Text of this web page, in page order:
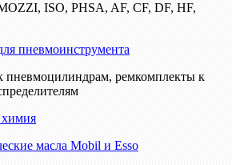
ISO, PHSA, AF, CF, DF, HF,
пневмоинструмента
пневмоцилиндрам, ремкомплекты к
масла Mobil и Esso